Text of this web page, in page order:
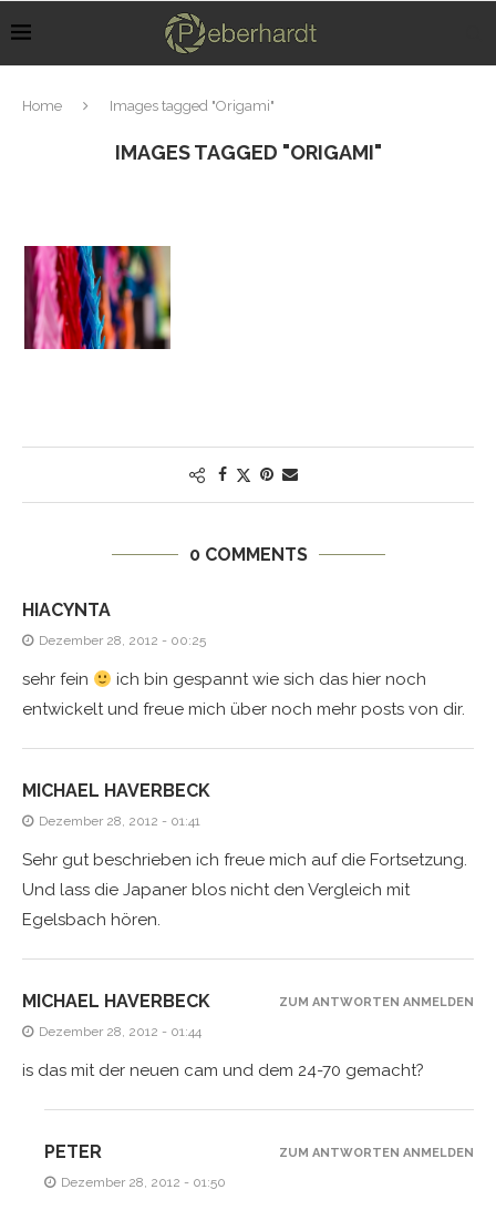
Home Images tagged "Origami"
IMAGES TAGGED "ORIGAMI"
0 COMMENTS
HIACYNTA
Dezember 28, 2012 - 00:25
sehr fein
ich bin gespannt wie sich das hier noch
entwickelt und freue mich über noch mehr posts von dir.
MICHAEL HAVERBECK
Dezember 28, 2012 - 01:41
Sehr gut beschrieben ich freue mich auf die Fortsetzung.
Und lass die Japaner blos nicht den Vergleich mit
Egelsbach hören.
MICHAEL HAVERBECK
Dezember 28, 2012 - 01:44
is das mit der neuen cam und dem 24-70 gemacht?
ZUM ANTWORTEN ANMELDEN
PETER
Dezember 28, 2012 - 01:50
ZUM ANTWORTEN ANMELDEN